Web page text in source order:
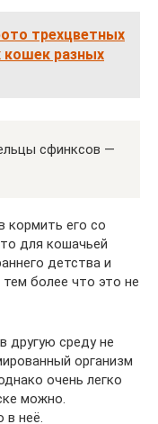
трехцветных
разных
сфинксов —
кормить его со
для кошачьей
детства и
более что это не
другую среду не
организм
очень легко
можно.
неё.